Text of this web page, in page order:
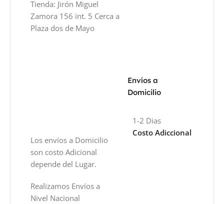
Tienda: Jirón Miguel
Zamora 156 int. 5 Cerca a
Plaza dos de Mayo
Envíos a
Domicilio
Los envíos a Domicilio
son costo Adicional
depende del Lugar.
Realizamos Envíos a
Nivel Nacional
1-2 Dias
Costo Adiccional